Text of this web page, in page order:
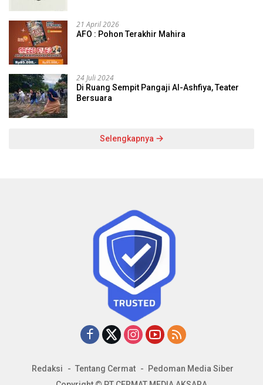
21 April 2026
AFO : Pohon Terakhir Mahira
24 Juli 2024
Di Ruang Sempit Pangaji Al-Ashfiya, Teater
Bersuara
Selengkapnya
Redaksi Tentang Cermat
Pedoman Media Siber